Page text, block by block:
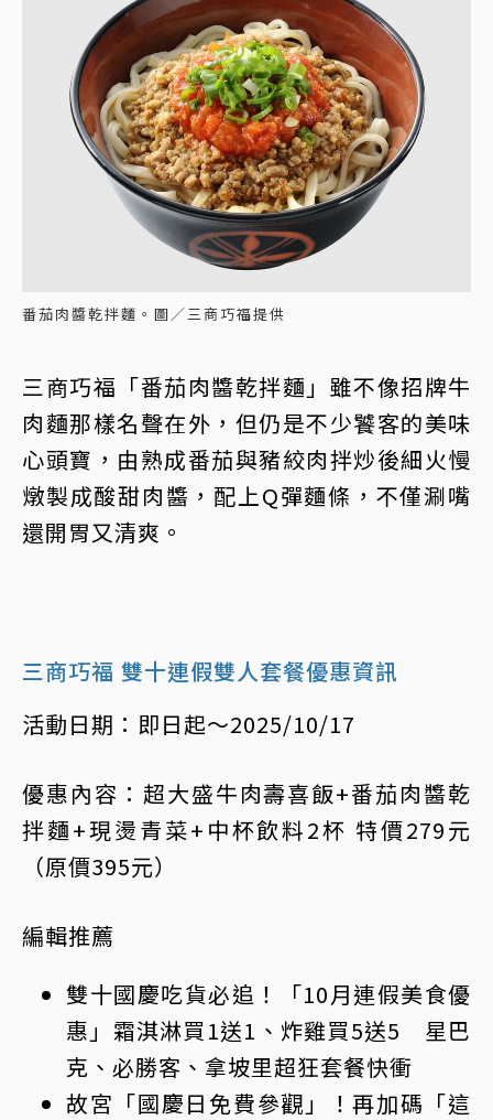
番茄肉醬乾拌麵。圖／三商巧福提供
三商巧福「番茄肉醬乾拌麵」雖不像招牌牛
肉麵那樣名聲在外，但仍是不少饕客的美味
心頭寶，由熟成番茄與豬絞肉拌炒後細火慢
燉製成酸甜肉醬，配上Q彈麵條，不僅涮嘴
還開胃又清爽。
三商巧福 雙十連假雙人套餐優惠資訊
活動日期：即日起～2025/10/17
優惠內容：超大盛牛肉壽喜飯+番茄肉醬乾
拌麵+現燙青菜+中杯飲料2杯 特價279元
（原價395元）
編輯推薦
雙十國慶吃貨必追！「10月連假美食優
惠」霜淇淋買1送1、炸雞買5送5 星巴
克、必勝客、拿坡里超狂套餐快衝
故宮「國慶日 免費參觀」！再加碼「這